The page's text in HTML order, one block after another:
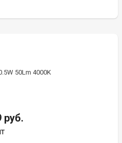
50Lm 4000K
руб.